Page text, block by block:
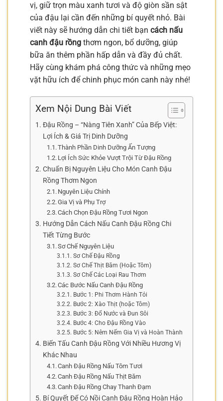
vị, giữ trọn màu xanh tươi và độ giòn sần sật
của đậu lại cần đến những bí quyết nhỏ. Bài
viết này sẽ hướng dẫn chi tiết bạn cách nấu
canh đậu rồng thơm ngon, bổ dưỡng, giúp
bữa ăn thêm phần hấp dẫn và đầy đủ chất.
Hãy cùng khám phá công thức và những mẹo
vặt hữu ích để chinh phục món canh này nhé!
Xem Nội Dung Bài Viết
Đậu Rồng – “Nàng Tiên Xanh” Của Bếp Việt:
Lợi Ích & Giá Trị Dinh Dưỡng
Thành Phần Dinh Dưỡng Ấn Tượng
Lợi Ích Sức Khỏe Vượt Trội Từ Đậu Rồng
Chuẩn Bị Nguyên Liệu Cho Món Canh Đậu
Rồng Thơm Ngon
Nguyên Liệu Chính
Gia Vị và Phụ Trợ
Cách Chọn Đậu Rồng Tươi Ngon
Hướng Dẫn Cách Nấu Canh Đậu Rồng Chi
Tiết Từng Bước
Sơ Chế Nguyên Liệu
Sơ Chế Đậu Rồng
Sơ Chế Thịt Băm (Hoặc Tôm)
Sơ Chế Các Loại Rau Thơm
Các Bước Nấu Canh Đậu Rồng
Bước 1: Phi Thơm Hành Tỏi
Bước 2: Xào Thịt (hoặc Tôm)
Bước 3: Đổ Nước và Đun Sôi
Bước 4: Cho Đậu Rồng Vào
Bước 5: Nêm Nếm Gia Vị và Hoàn Thành
Biến Tấu Canh Đậu Rồng Với Nhiều Hương Vị
Khác Nhau
Canh Đậu Rồng Nấu Tôm Tươi
Canh Đậu Rồng Nấu Thịt Băm
Canh Đậu Rồng Chay Thanh Đạm
Bí Quyết Để Có Nồi Canh Đậu Rồng Hoàn Hảo